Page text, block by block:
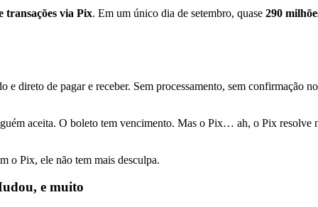
transações via Pix. Em um único dia de setembro, quase 290
direto de pagar e receber. Sem processamento, sem confirmação
aceita. O boleto tem vencimento. Mas o Pix… ah, o Pix resolve
o Pix, ele não tem mais desculpa.
e muito